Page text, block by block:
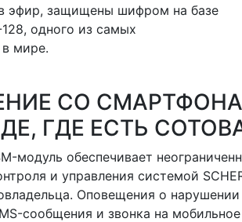
эфир, защищены шифром на базе
одного из самых
мире.
СО
ГДЕ ЕСТЬ
модуль обеспечивает
и управления системой
Оповещения о
сообщения и звонка на